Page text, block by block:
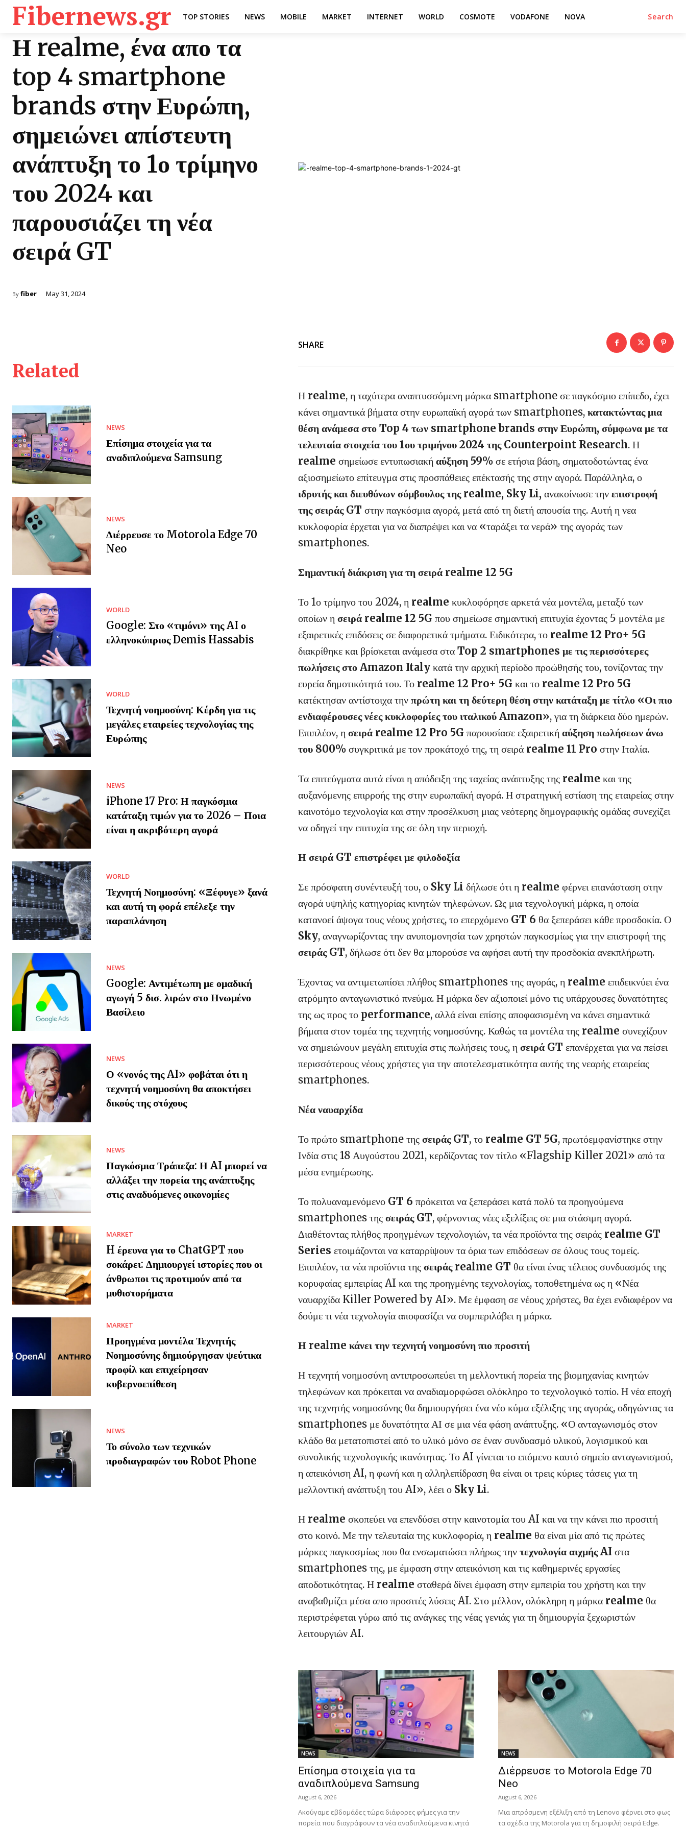
Fibernews.gr TOP STORIES NEWS MOBILE MARKET INTERNET WORLD COSMOTE VODAFONE NOVA Search
Η realme, ένα απο τα
top 4 smartphone
brands στην Ευρώπη,
σημειώνει απίστευτη
ανάπτυξη το 1ο τρίμηνο
του 2024 και
παρουσιάζει τη νέα
σειρά GT
By fiber May 31, 2024
Related
NEWS
Επίσημα στοιχεία για τα
αναδιπλούμενα Samsung
NEWS
Διέρρευσε το Motorola Edge 70
Neo
WORLD
Google: Στο «τιμόνι» της AI ο
ελληνοκύπριος Demis Hassabis
WORLD
Τεχνητή νοημοσύνη: Κέρδη για τις
μεγάλες εταιρείες τεχνολογίας της
Ευρώπης
NEWS
iPhone 17 Pro: Η παγκόσμια
κατάταξη τιμών για το 2026 – Ποια
είναι η ακριβότερη αγορά
WORLD
Τεχνητή Νοημοσύνη: «Ξέφυγε» ξανά
και αυτή τη φορά επέλεξε την
παραπλάνηση
NEWS
Google: Αντιμέτωπη με ομαδική
αγωγή 5 δισ. λιρών στο Ηνωμένο
Βασίλειο
NEWS
Ο «νονός της AI» φοβάται ότι η
τεχνητή νοημοσύνη θα αποκτήσει
δικούς της στόχους
NEWS
Παγκόσμια Τράπεζα: Η AI μπορεί να
αλλάξει την πορεία της ανάπτυξης
στις αναδυόμενες οικονομίες
MARKET
H έρευνα για το ChatGPT που
σοκάρει: Δημιουργεί ιστορίες που οι
άνθρωποι τις προτιμούν από τα
μυθιστορήματα
MARKET
Προηγμένα μοντέλα Τεχνητής
Νοημοσύνης δημιούργησαν ψεύτικα
προφίλ και επιχείρησαν
κυβερνοεπίθεση
NEWS
Το σύνολο των τεχνικών
προδιαγραφών του Robot Phone
SHARE
Η realme, η ταχύτερα αναπτυσσόμενη μάρκα smartphone σε παγκόσμιο επίπεδο, έχει
κάνει σημαντικά βήματα στην ευρωπαϊκή αγορά των smartphones, κατακτώντας μια
θέση ανάμεσα στο Top 4 των smartphone brands στην Ευρώπη, σύμφωνα με τα
τελευταία στοιχεία του 1ου τριμήνου 2024 της Counterpoint Research. Η
realme σημείωσε εντυπωσιακή αύξηση 59% σε ετήσια βάση, σηματοδοτώντας ένα
αξιοσημείωτο επίτευγμα στις προσπάθειες επέκτασής της στην αγορά. Παράλληλα, ο
ιδρυτής και διευθύνων σύμβουλος της realme, Sky Li, ανακοίνωσε την επιστροφή
της σειράς GT στην παγκόσμια αγορά, μετά από τη διετή απουσία της. Αυτή η νεα
κυκλοφορία έρχεται για να διαπρέψει και να «ταράξει τα νερά» της αγοράς των
smartphones.
Σημαντική διάκριση για τη σειρά realme 12 5G
Το 1ο τρίμηνο του 2024, η realme κυκλοφόρησε αρκετά νέα μοντέλα, μεταξύ των
οποίων η σειρά realme 12 5G που σημείωσε σημαντική επιτυχία έχοντας 5 μοντέλα με
εξαιρετικές επιδόσεις σε διαφορετικά τμήματα. Ειδικότερα, το realme 12 Pro+ 5G
διακρίθηκε και βρίσκεται ανάμεσα στα Top 2 smartphones με τις περισσότερες
πωλήσεις στο Amazon Italy κατά την αρχική περίοδο προώθησής του, τονίζοντας την
ευρεία δημοτικότητά του. Το realme 12 Pro+ 5G και το realme 12 Pro 5G
κατέκτησαν αντίστοιχα την πρώτη και τη δεύτερη θέση στην κατάταξη με τίτλο «Οι πιο
ενδιαφέρουσες νέες κυκλοφορίες του ιταλικού Amazon», για τη διάρκεια δύο ημερών.
Επιπλέον, η σειρά realme 12 Pro 5G παρουσίασε εξαιρετική αύξηση πωλήσεων άνω
του 800% συγκριτικά με τον προκάτοχό της, τη σειρά realme 11 Pro στην Ιταλία.
Τα επιτεύγματα αυτά είναι η απόδειξη της ταχείας ανάπτυξης της realme και της
αυξανόμενης επιρροής της στην ευρωπαϊκή αγορά. Η στρατηγική εστίαση της εταιρείας στην
καινοτόμο τεχνολογία και στην προσέλκυση μιας νεότερης δημογραφικής ομάδας συνεχίζει
να οδηγεί την επιτυχία της σε όλη την περιοχή.
Η σειρά GT επιστρέφει με φιλοδοξία
Σε πρόσφατη συνέντευξή του, ο Sky Li δήλωσε ότι η realme φέρνει επανάσταση στην
αγορά υψηλής κατηγορίας κινητών τηλεφώνων. Ως μια τεχνολογική μάρκα, η οποία
κατανοεί άψογα τους νέους χρήστες, το επερχόμενο GT 6 θα ξεπεράσει κάθε προσδοκία. Ο
Sky, αναγνωρίζοντας την ανυπομονησία των χρηστών παγκοσμίως για την επιστροφή της
σειράς GT, δήλωσε ότι δεν θα μπορούσε να αφήσει αυτή την προσδοκία ανεκπλήρωτη.
Έχοντας να αντιμετωπίσει πλήθος smartphones της αγοράς, η realme επιδεικνύει ένα
ατρόμητο ανταγωνιστικό πνεύμα. Η μάρκα δεν αξιοποιεί μόνο τις υπάρχουσες δυνατότητες
της ως προς το performance, αλλά είναι επίσης αποφασισμένη να κάνει σημαντικά
βήματα στον τομέα της τεχνητής νοημοσύνης. Καθώς τα μοντέλα της realme συνεχίζουν
να σημειώνουν μεγάλη επιτυχία στις πωλήσεις τους, η σειρά GT επανέρχεται για να πείσει
περισσότερους νέους χρήστες για την αποτελεσματικότητα αυτής της νεαρής εταιρείας
smartphones.
Νέα ναυαρχίδα
Το πρώτο smartphone της σειράς GT, το realme GT 5G, πρωτόεμφανίστηκε στην
Ινδία στις 18 Αυγούστου 2021, κερδίζοντας τον τίτλο «Flagship Killer 2021» από τα
μέσα ενημέρωσης.
Το πολυαναμενόμενο GT 6 πρόκειται να ξεπεράσει κατά πολύ τα προηγούμενα
smartphones της σειράς GT, φέρνοντας νέες εξελίξεις σε μια στάσιμη αγορά.
Διαθέτοντας πλήθος προηγμένων τεχνολογιών, τα νέα προϊόντα της σειράς realme GT
Series ετοιμάζονται να καταρρίψουν τα όρια των επιδόσεων σε όλους τους τομείς.
Επιπλέον, τα νέα προϊόντα της σειράς realme GT θα είναι ένας τέλειος συνδυασμός της
κορυφαίας εμπειρίας AI και της προηγμένης τεχνολογίας, τοποθετημένα ως η «Νέα
ναυαρχίδα Killer Powered by AI». Με έμφαση σε νέους χρήστες, θα έχει ενδιαφέρον να
δούμε τι νέα τεχνολογία αποφασίζει να συμπεριλάβει η μάρκα.
Η realme κάνει την τεχνητή νοημοσύνη πιο προσιτή
Η τεχνητή νοημοσύνη αντιπροσωπεύει τη μελλοντική πορεία της βιομηχανίας κινητών
τηλεφώνων και πρόκειται να αναδιαμορφώσει ολόκληρο το τεχνολογικό τοπίο. Η νέα εποχή
της τεχνητής νοημοσύνης θα δημιουργήσει ένα νέο κύμα εξέλιξης της αγοράς, οδηγώντας τα
smartphones με δυνατότητα ΑΙ σε μια νέα φάση ανάπτυξης. «Ο ανταγωνισμός στον
κλάδο θα μετατοπιστεί από το υλικό μόνο σε έναν συνδυασμό υλικού, λογισμικού και
συνολικής τεχνολογικής ικανότητας. Το AI γίνεται το επόμενο καυτό σημείο ανταγωνισμού,
η απεικόνιση AI, η φωνή και η αλληλεπίδραση θα είναι οι τρεις κύριες τάσεις για τη
μελλοντική ανάπτυξη του AI», λέει ο Sky Li.
Η realme σκοπεύει να επενδύσει στην καινοτομία του AI και να την κάνει πιο προσιτή
στο κοινό. Με την τελευταία της κυκλοφορία, η realme θα είναι μία από τις πρώτες
μάρκες παγκοσμίως που θα ενσωματώσει πλήρως την τεχνολογία αιχμής AI στα
smartphones της, με έμφαση στην απεικόνιση και τις καθημερινές εργασίες
αποδοτικότητας. Η realme σταθερά δίνει έμφαση στην εμπειρία του χρήστη και την
αναβαθμίζει μέσα απο προσιτές λύσεις AI. Στο μέλλον, ολόκληρη η μάρκα realme θα
περιστρέφεται γύρω από τις ανάγκες της νέας γενιάς για τη δημιουργία ξεχωριστών
λειτουργιών AI.
NEWS
Επίσημα στοιχεία για τα
αναδιπλούμενα Samsung
August 6, 2026
Ακούγαμε εβδομάδες τώρα διάφορες φήμες για την
πορεία που διαγράφουν τα νέα αναδιπλούμενα κινητά
NEWS
Διέρρευσε το Motorola Edge 70
Neo
August 6, 2026
Μια απρόσμενη εξέλιξη από τη Lenovo φέρνει στο φως
τα σχέδια της Motorola για τη δημοφιλή σειρά Edge.